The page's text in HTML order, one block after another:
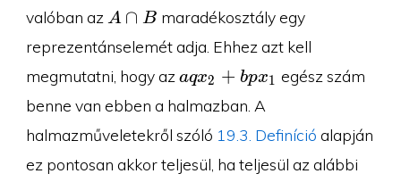
valóban az A\cap
A ∩ B maradékosztály egy
reprezentánselemét adja. Ehhez azt kell
megmutatni, hogy az aqx_2
+
bpx_1
aqx2 + bpx1 egész szám
benne van ebben a halmazban. A
halmazműveletekről szóló 19.3. Definíció alapján
ez pontosan akkor teljesül, ha teljesül az alábbi